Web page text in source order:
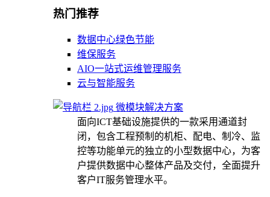
热门推荐
数据中心绿色节能
维保服务
AIO一站式运维管理服务
云与智能服务
微模块解决方案
面向ICT基础设施提供的一款采用通道封
闭，包含工程预制的机柜、配电、制冷、监
控等功能单元的独立的小型数据中心，为客
户提供数据中心整体产品及交付，全面提升
客户IT服务管理水平。